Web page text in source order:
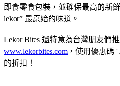
即食零食包裝，並確保最高的新
lekor” 最原始的味道。
Lekor Bites 還特意為台灣朋友們
www.lekorbites.com ，使用優惠碼
的折扣！